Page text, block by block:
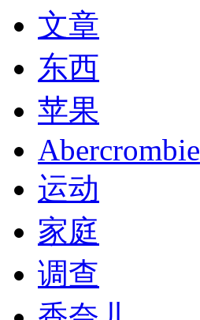
文章
东西
苹果
Abercrombie
运动
家庭
调查